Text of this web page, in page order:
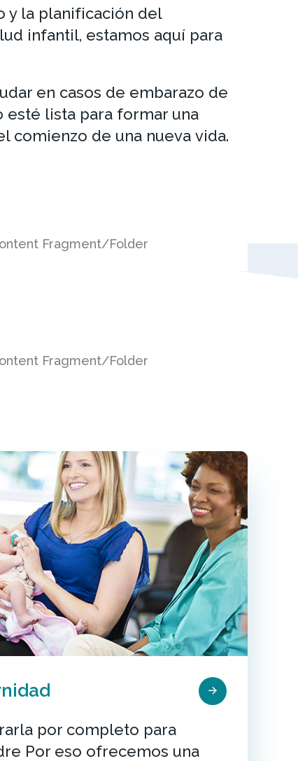
y la planificación del
infantil, estamos aquí para
en casos de embarazo de
esté lista para formar una
comienzo de una nueva vida.
Fragment/Folder
Fragment/Folder
por completo para
Por eso ofrecemos una